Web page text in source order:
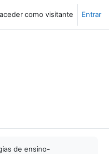
como visitante Entrar
de ensino-